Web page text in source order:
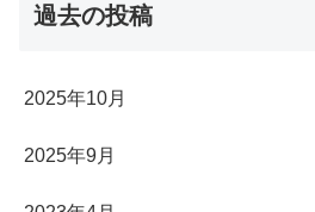
過去の投稿
2025年10月
2025年9月